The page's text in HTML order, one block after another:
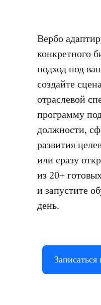
Вербо
конкретного
подход под
создайте
отраслевой
программу
должности,
развития
или сразу
из 20+
и запустите
день.
Записаться